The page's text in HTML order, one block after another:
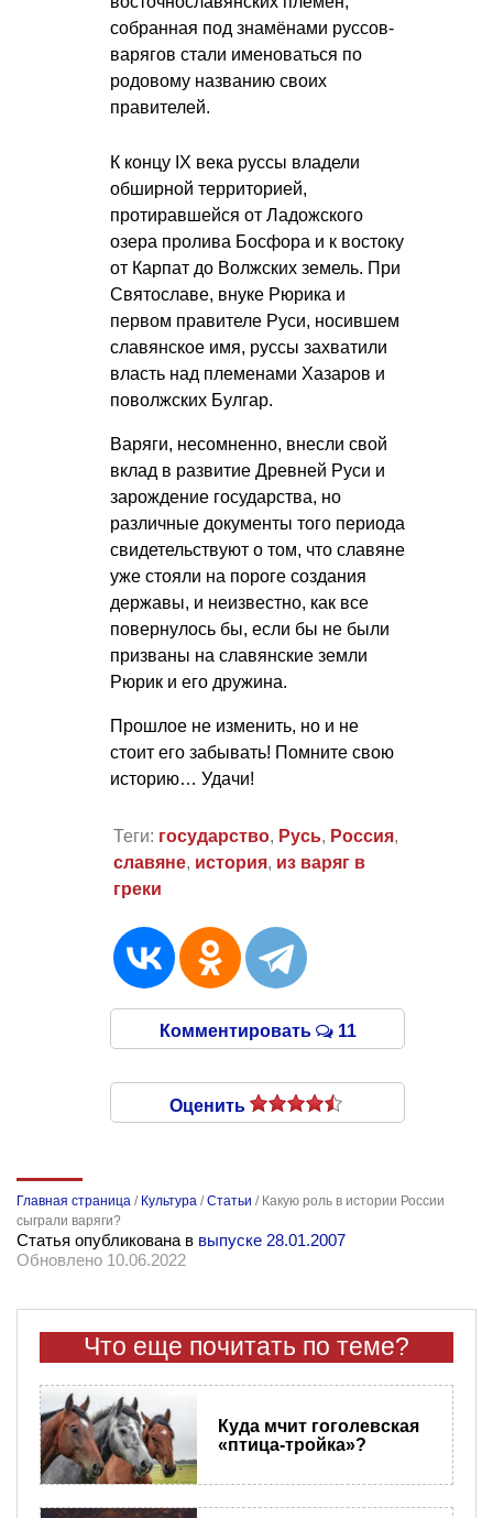
собранная под знамёнами руссов-
варягов стали именоваться по
родовому названию своих
правителей.
К концу IX века руссы владели
обширной территорией,
протиравшейся от Ладожского
озера пролива Босфора и к востоку
от Карпат до Волжских земель. При
Святославе, внуке Рюрика и
первом правителе Руси, носившем
славянское имя, руссы захватили
власть над племенами Хазаров и
поволжских Булгар.
Варяги, несомненно, внесли свой
вклад в развитие Древней Руси и
зарождение государства, но
различные документы того периода
свидетельствуют о том, что славяне
уже стояли на пороге создания
державы, и неизвестно, как все
повернулось бы, если бы не были
призваны на славянские земли
Рюрик и его дружина.
Прошлое не изменить, но и не
стоит его забывать! Помните свою
историю… Удачи!
Теги: государство, Русь, Россия,
славяне, история, из варяг в
греки
Комментировать 11
Оценить
Главная страница / Культура /Статьи / Какую роль в истории России
сыграли варяги?
Статья опубликована в выпуске 28.01.2007
Обновлено 10.06.2022
Что еще почитать по теме?
Куда мчит гоголевская
«птица-тройка»?